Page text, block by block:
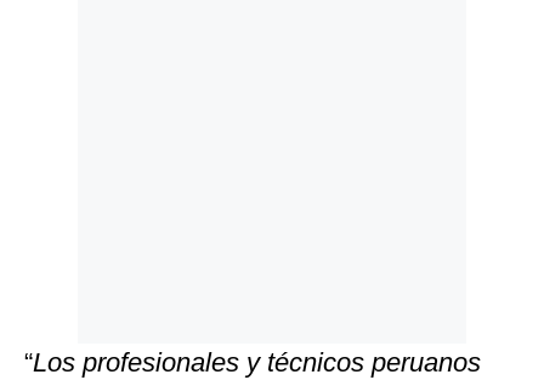
“Los profesionales y técnicos peruanos